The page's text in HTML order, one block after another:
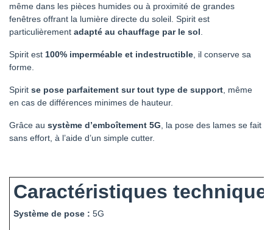
même dans les pièces humides ou à proximité de grandes
fenêtres offrant la lumière directe du soleil. Spirit est
particulièrement adapté au chauffage par le sol
Spirit est 100% imperméable et indestructible , il conserve sa
forme.
Spirit se pose parfaitement sur tout type de support , même
en cas de différences minimes de hauteur.
Grâce au système d’emboîtement 5G , la pose des lames se fait
sans effort, à l’aide d’un simple cutter.
Caractéristiques
Système de pose : 5G